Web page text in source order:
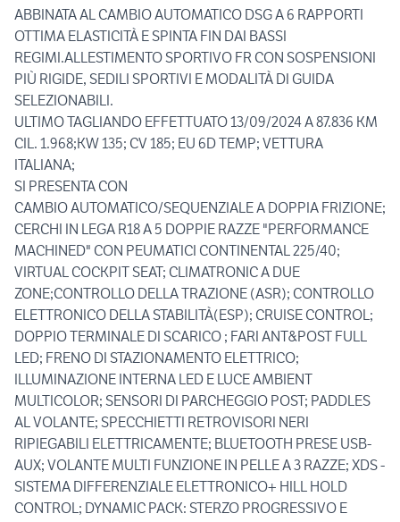
ABBINATA AL CAMBIO AUTOMATICO DSG A 6 RAPPORTI
OTTIMA ELASTICITÀ E SPINTA FIN DAI BASSI
REGIMI.ALLESTIMENTO SPORTIVO FR CON SOSPENSIONI
PIÙ RIGIDE, SEDILI SPORTIVI E MODALITÀ DI GUIDA
SELEZIONABILI.
ULTIMO TAGLIANDO EFFETTUATO 13/09/2024 A 87.836 KM
CIL. 1.968;KW 135; CV 185; EU 6D TEMP; VETTURA
ITALIANA;
SI PRESENTA CON
CAMBIO AUTOMATICO/SEQUENZIALE A DOPPIA FRIZIONE;
CERCHI IN LEGA R18 A 5 DOPPIE RAZZE "PERFORMANCE
MACHINED" CON PEUMATICI CONTINENTAL 225/40;
VIRTUAL COCKPIT SEAT; CLIMATRONIC A DUE
ZONE;CONTROLLO DELLA TRAZIONE (ASR); CONTROLLO
ELETTRONICO DELLA STABILITÀ(ESP); CRUISE CONTROL;
DOPPIO TERMINALE DI SCARICO ; FARI ANT&POST FULL
LED; FRENO DI STAZIONAMENTO ELETTRICO;
ILLUMINAZIONE INTERNA LED E LUCE AMBIENT
MULTICOLOR; SENSORI DI PARCHEGGIO POST; PADDLES
AL VOLANTE; SPECCHIETTI RETROVISORI NERI
RIPIEGABILI ELETTRICAMENTE; BLUETOOTH PRESE USB-
AUX; VOLANTE MULTI FUNZIONE IN PELLE A 3 RAZZE; XDS -
SISTEMA DIFFERENZIALE ELETTRONICO+ HILL HOLD
CONTROL; DYNAMIC PACK: STERZO PROGRESSIVO E